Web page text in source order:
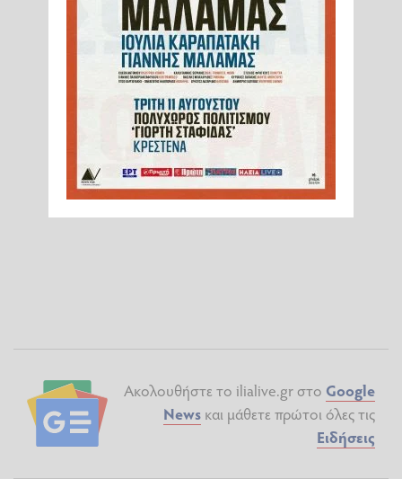
Ακολουθήστε το ilialive.gr στο Google
News και μάθετε πρώτοι όλες τις
Ειδήσεις